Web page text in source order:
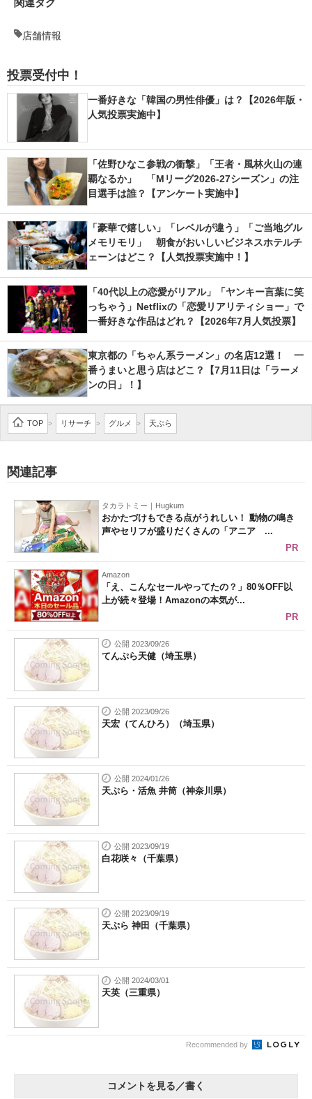
建設×テクノロジーの最前線
ちょっと気になるネットの話題
関連タグ
店舗情報
投票受付中！
一番好きな「韓国の男性俳優」は？【2026年版・
人気投票実施中】
「佐野ひなこ参戦の衝撃」「王者・風林火山の連
覇なるか」 「Mリーグ2026-27シーズン」の注
目選手は誰？【アンケート実施中】
「豪華で嬉しい」「レベルが違う」「ご当地グル
メモリモリ」 朝食がおいしいビジネスホテルチ
ェーンはどこ？【人気投票実施中！】
「40代以上の恋愛がリアル」「ヤンキー言葉に笑
っちゃう」Netflixの「恋愛リアリティショー」で
一番好きな作品はどれ？【2026年7月人気投票】
東京都の「ちゃん系ラーメン」の名店12選！ 一
番うまいと思う店はどこ？【7月11日は「ラーメ
ンの日」！】
TOP > リサーチ > グルメ > 天ぷら
関連記事
タカラトミー｜Hugkum
おかたづけもできる点がうれしい！ 動物の鳴き
声やセリフが盛りだくさんの「アニア ...
PR
Amazon
「え、こんなセールやってたの？」80％OFF以
上が続々登場！Amazonの本気が...
PR
公開 2023/09/26
てんぷら天健（埼玉県）
公開 2023/09/26
天宏（てんひろ）（埼玉県）
公開 2024/01/26
天ぷら・活魚 井筒（神奈川県）
公開 2023/09/19
白花咲々（千葉県）
公開 2023/09/19
天ぷら 神田（千葉県）
公開 2024/03/01
天英（三重県）
Recommended by
コメントを見る／書く